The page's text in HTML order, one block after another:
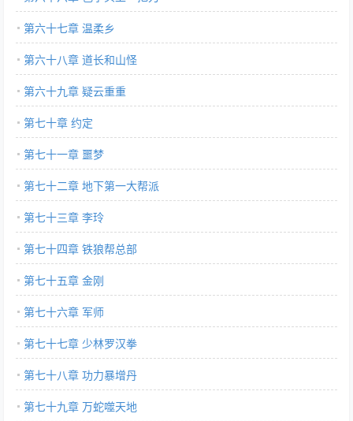
第六十七章 温柔乡
第六十八章 道长和山怪
第六十九章 疑云重重
第七十章 约定
第七十一章 噩梦
第七十二章 地下第一大帮派
第七十三章 李玲
第七十四章 铁狼帮总部
第七十五章 金刚
第七十六章 军师
第七十七章 少林罗汉拳
第七十八章 功力暴增丹
第七十九章 万蛇噬天地